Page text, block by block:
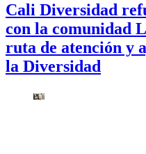
Cali Diversidad
con la comunidad
ruta de atención y
la Diversidad